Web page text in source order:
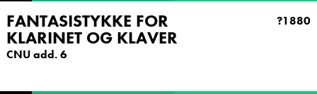
FANTASISTYKKE FOR
KLARINET OG KLAVER
CNU add. 6
?1880